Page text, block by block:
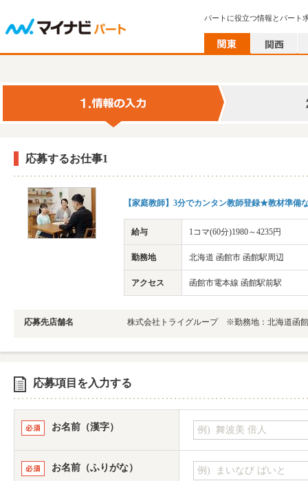
パートに役立つ情報とパート
応募するお仕事1
【家庭教師】3分でカンタン教師登録★教材準備
給与 1コマ(60分)1980～4235円
勤務地 北海道 函館市 函館駅周辺
アクセス 函館市電本線 函館駅前駅
応募先店舗名 株式会社トライグループ ※勤務地：北海道函
応募項目を入力する
お名前（漢字）
お名前（ふりがな）